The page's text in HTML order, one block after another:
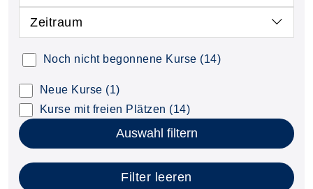
Zeitraum
Noch nicht begonnene Kurse (14)
Neue Kurse (1)
Kurse mit freien Plätzen (14)
Auswahl filtern
Filter leeren